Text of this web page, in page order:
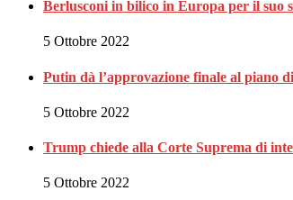
Berlusconi in bilico in Europa per il suo
5 Ottobre 2022
Putin dà l’approvazione finale al piano
5 Ottobre 2022
Trump chiede alla Corte Suprema di
5 Ottobre 2022